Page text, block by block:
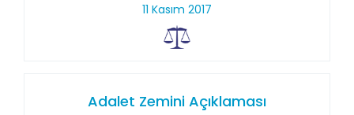
11 Kasım 2017
Adalet Zemini Açıklaması